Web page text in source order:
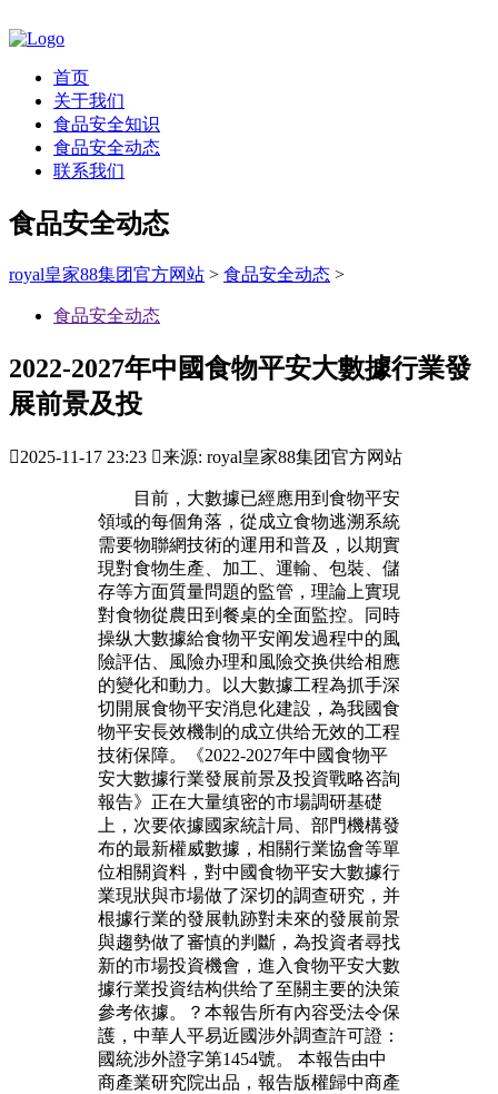
首页
关于我们
食品安全知识
食品安全动态
联系我们
食品安全动态
royal皇家88集团官方网站 > 食品安全动态 >
食品安全动态
2022-2027年中國食物平安大數據行業發
展前景及投
2025-11-17 23:23 来源: royal皇家88集团官方网站
目前，大數據已經應用到食物平安
領域的每個角落，從成立食物逃溯系統
需要物聯網技術的運用和普及，以期實
現對食物生產、加工、運輸、包裝、儲
存等方面質量問題的監管，理論上實現
對食物從農田到餐桌的全面監控。同時
操纵大數據給食物平安阐发過程中的風
險評估、風險办理和風險交换供给相應
的變化和動力。以大數據工程為抓手深
切開展食物平安消息化建設，為我國食
物平安長效機制的成立供给无效的工程
技術保障。《2022-2027年中國食物平
安大數據行業發展前景及投資戰略咨詢
報告》正在大量缜密的市場調研基礎
上，次要依據國家統計局、部門機構發
布的最新權威數據，相關行業協會等單
位相關資料，對中國食物平安大數據行
業現狀與市場做了深切的調查研究，并
根據行業的發展軌跡對未來的發展前景
與趨勢做了審慎的判斷，為投資者尋找
新的市場投資機會，進入食物平安大數
據行業投資结构供给了至關主要的決策
參考依據。？本報告所有內容受法令保
護，中華人平易近國涉外調查許可證：
國統涉外證字第1454號。 本報告由中
商產業研究院出品，報告版權歸中商產